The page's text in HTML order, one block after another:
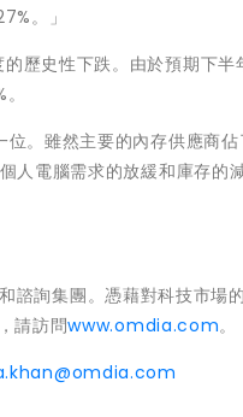
。
」
歷史性下跌。由於預期下
。雖然主要的內存供應商
人電腦需求的放緩和庫存的
詢集團。憑藉對科技市場
請訪問www.omdia.com。